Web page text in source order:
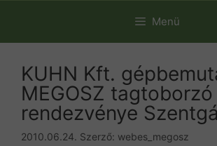
Menü
KUHN Kft.
MEGOSZ tagtoborzó
rendezvénye
2010.06.24. Szerző: webes_megosz